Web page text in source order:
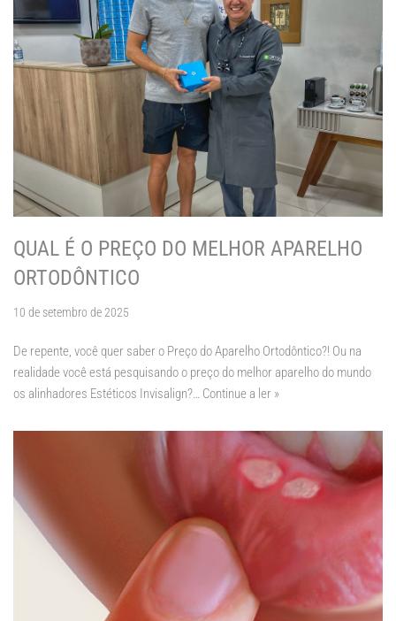
QUAL É O PREÇO DO MELHOR APARELHO
ORTODÔNTICO
10 de setembro de 2025
De repente, você quer saber o Preço do Aparelho Ortodôntico?! Ou na
realidade você está pesquisando o preço do melhor aparelho do mundo
os alinhadores Estéticos Invisalign?… Continue a ler »